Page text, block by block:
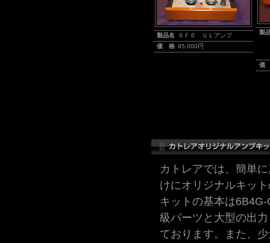
製品名
６Ｆ６ ＵＬアンプ
価 格 95,000円
製
価
カトレアでは、簡単
けにオリジナルキッ
キットの基本は
級パーツと大型の出
ております。また、